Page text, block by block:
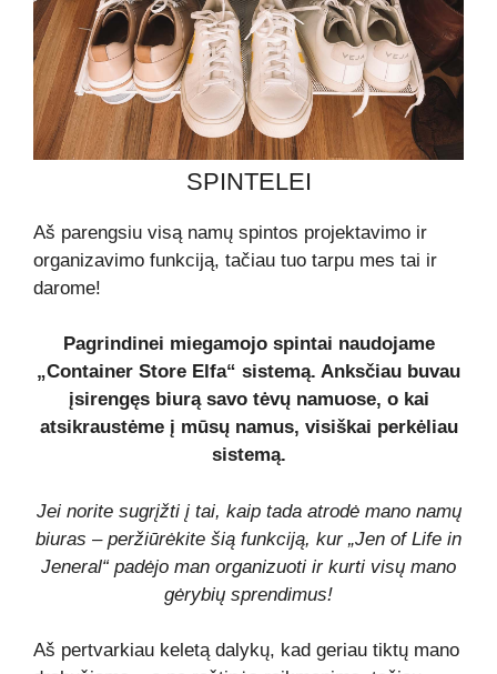
SPINTELEI
Aš parengsiu visą namų spintos projektavimo ir
organizavimo funkciją, tačiau tuo tarpu mes tai ir
darome!
Pagrindinei miegamojo spintai naudojame
„Container Store Elfa“ sistemą. Anksčiau buvau
įsirengęs biurą savo tėvų namuose, o kai
atsikraustėme į mūsų namus, visiškai perkėliau
sistemą.
Jei norite sugrįžti į tai, kaip tada atrodė mano namų
biuras – peržiūrėkite šią funkciją, kur „Jen of Life in
Jeneral“ padėjo man organizuoti ir kurti visų mano
gėrybių sprendimus!
Aš pertvarkiau keletą dalykų, kad geriau tiktų mano